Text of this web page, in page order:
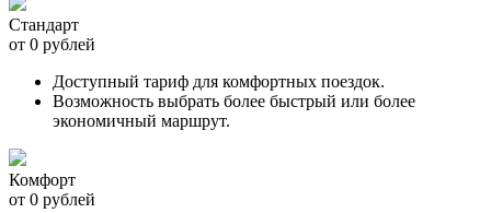
Стандарт
от 0 рублей
Доступный тариф для комфортных поездок.
Возможность выбрать более быстрый или более
экономичный маршрут.
Комфорт
от 0 рублей